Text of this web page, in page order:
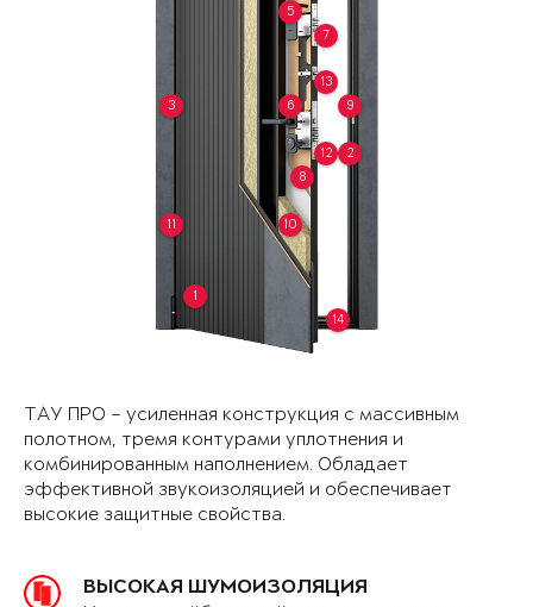
1
2
3
5
6
7
8
9
10
11
12
13
14
ТАУ ПРО – усиленная конструкция с массивным
полотном, тремя контурами уплотнения и
комбинированным наполнением. Обладает
эффективной звукоизоляцией и обеспечивает
высокие защитные свойства.
ВЫСОКАЯ ШУМОИЗОЛЯЦИЯ